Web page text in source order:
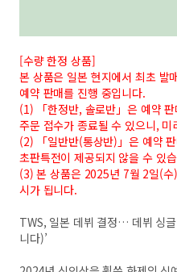
[수량 한정 상품]
본 상품은 일본 현지에서 최초 발
예약 판매를 진행 중입니다.
(1) 「한정반, 솔로반」은 예약
주문 접수가 종료될 수 있으니, 미
(2) 「일반반(통상반)」은 예약
초판특전이 제공되지 않을 수 있
(3) 본 상품은 2025년 7월 2일(
시가 됩니다.
TWS, 일본 데뷔 결정… 데뷔 싱
니다)’